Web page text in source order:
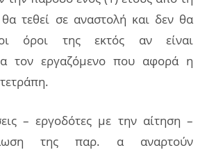
τεθεί σε αναστολή και δεν θα
όροι της εκτός αν είναι
τον εργαζόμενο που αφορά η
– εργοδότες με την αίτηση –
της παρ. α αναρτούν